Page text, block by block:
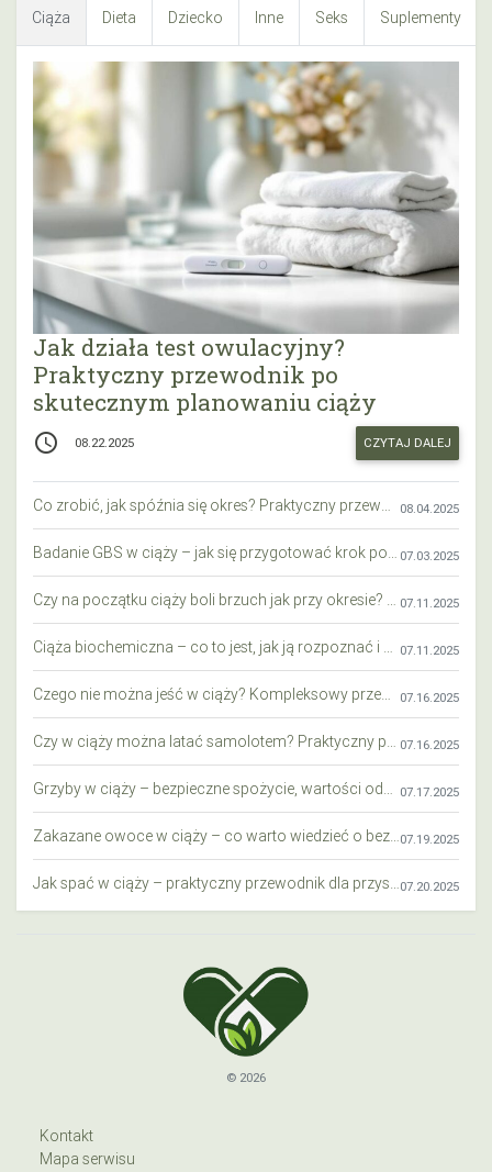
Ciąża Dieta Dziecko Inne Seks Suplementy
Jak działa test owulacyjny?
Praktyczny przewodnik po
skutecznym planowaniu ciąży
access_time 08.22.2025 CZYTAJ DALEJ
08.04.2025
07.03.2025
07.11.2025
07.11.2025
07.16.2025
07.16.2025
07.17.2025
07.19.2025
07.20.2025
© 2026
Kontakt
Mapa serwisu